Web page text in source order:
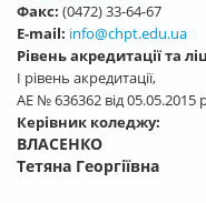
Факс: (0472) 33-64-67
E-mail: info@chpt.edu.ua
Рівень акредитації та
І рівень акредитації,
АЕ № 636362 від 05.05.2015
Керівник коледжу:
ВЛАСЕНКО
Тетяна Георгіївна